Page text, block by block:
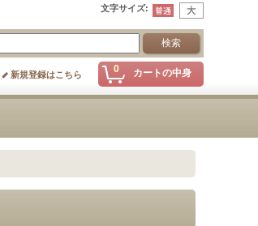
文字サイズ:
0 カートの中身
新規登録はこちら